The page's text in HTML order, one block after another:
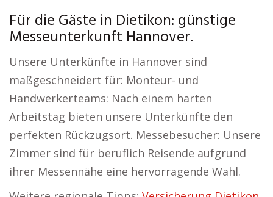
Für die Gäste in Dietikon: günstige
Messeunterkunft Hannover.
Unsere Unterkünfte in Hannover sind
maßgeschneidert für: Monteur- und
Handwerkerteams: Nach einem harten
Arbeitstag bieten unsere Unterkünfte den
perfekten Rückzugsort. Messebesucher: Unsere
Zimmer sind für beruflich Reisende aufgrund
ihrer Messennähe eine hervorragende Wahl.